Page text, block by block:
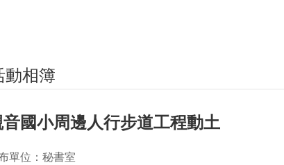
動相簿
音國小周邊人行步道工程動土
單位：秘書室